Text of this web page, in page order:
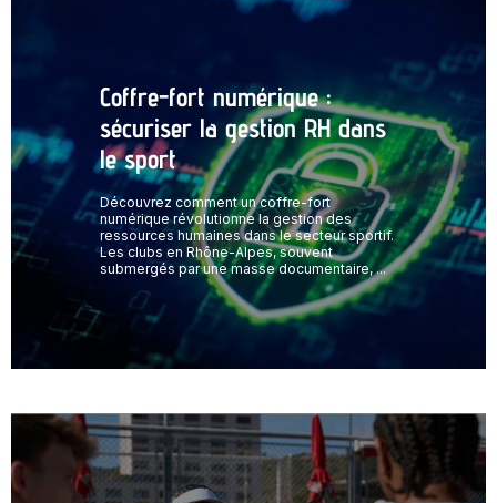
Coffre-fort numérique :
sécuriser la gestion RH dans
le sport
Découvrez comment un coffre-fort
numérique révolutionne la gestion des
ressources humaines dans le secteur sportif.
Les clubs en Rhône-Alpes, souvent
submergés par une masse documentaire, ...